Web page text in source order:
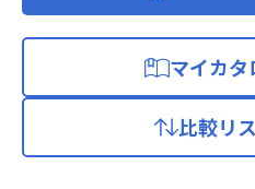
ト
ー
マイカ
比較リ